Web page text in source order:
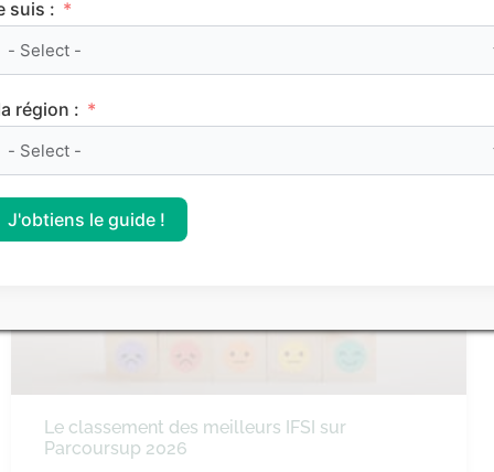
Le classement des meilleurs Sciences Po (IEP)
Le classement des meilleurs IFSI sur
Parcoursup 2026
suis :
région :
J'obtiens le guide !